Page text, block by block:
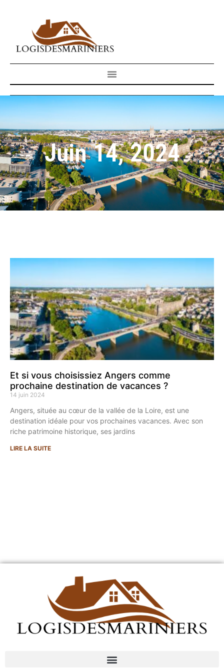
Juin 14, 2024
Et si vous choisissiez Angers comme
prochaine destination de vacances ?
14 juin 2024
Angers, située au cœur de la vallée de la Loire, est une
destination idéale pour vos prochaines vacances. Avec son
riche patrimoine historique, ses jardins
LIRE LA SUITE